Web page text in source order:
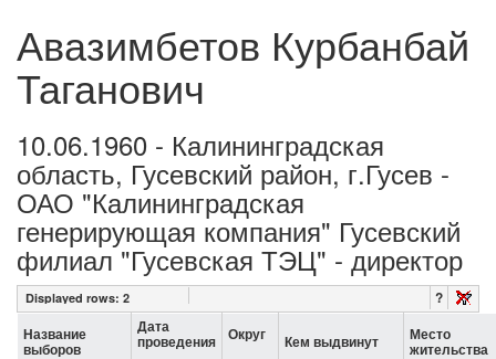
Авазимбетов Курбанбай
Таганович
10.06.1960 - Калининградская
область, Гусевский район, г.Гусев -
ОАО "Калининградская
генерирующая компания" Гусевский
филиал "Гусевская ТЭЦ" - директор
Displayed rows: 2 ?
Название
выборов
Дата
проведения
Округ Кем выдвинут
Место
жительства